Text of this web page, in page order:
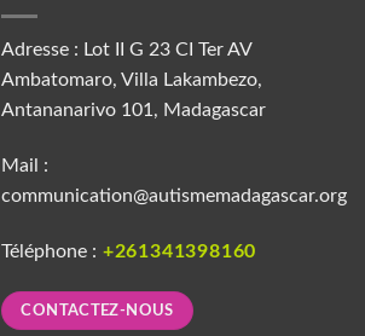
Adresse : Lot II G 23 CI Ter AV
Ambatomaro, Villa Lakambezo,
Antananarivo 101, Madagascar
Mail :
communication@autismemadagascar.org
Téléphone : +261341398160
CONTACTEZ-NOUS